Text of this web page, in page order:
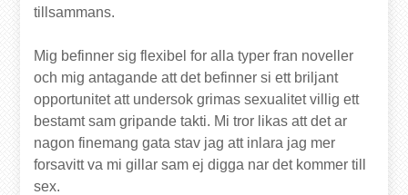
tillsammans.
Mig befinner sig flexibel for alla typer fran noveller
och mig antagande att det befinner si ett briljant
opportunitet att undersok grimas sexualitet villig ett
bestamt sam gripande takti. Mi tror likas att det ar
nagon finemang gata stav jag att inlara jag mer
forsavitt va mi gillar sam ej digga nar det kommer till
sex.